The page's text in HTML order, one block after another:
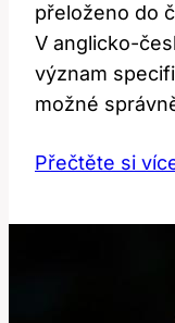
přeloženo do
V anglicko-
význam
možné
Přečtěte si